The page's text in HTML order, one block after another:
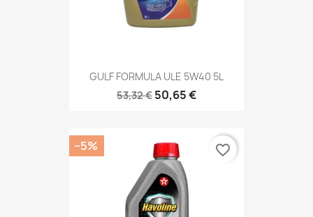
GULF FORMULA ULE 5W40 5L
53,32 € 50,65 €
−5% favorite_border